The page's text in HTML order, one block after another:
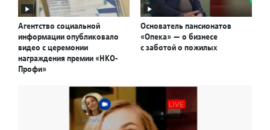
Агентство социальной
информации опубликовало
видео с церемонии
награждения премии «НКО-
Профи»
Основатель пансионатов
«Опека» — о бизнесе
с заботой о пожилых